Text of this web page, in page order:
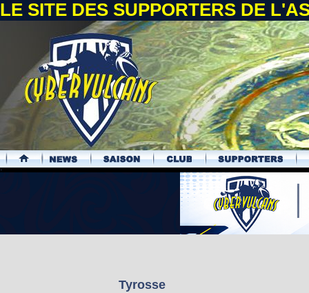
LE SITE DES SUPPORTERS DE
.
Tyrosse